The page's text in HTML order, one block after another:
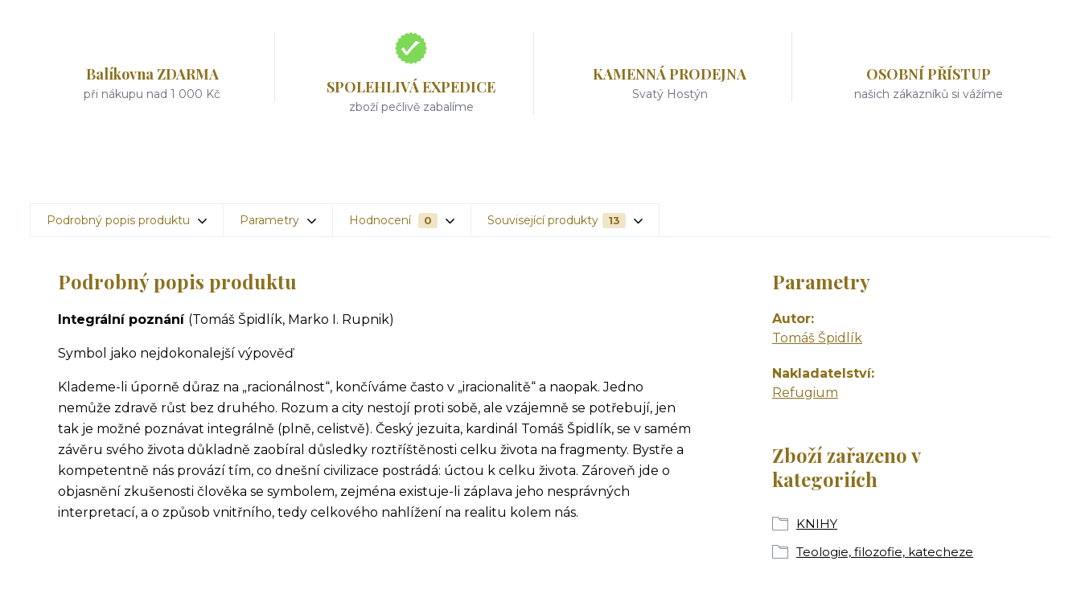
Balíkovna ZDARMA
při nákupu nad 1 000 Kč SPOLEHLIVÁ EXPEDICE
zboží pečlivě zabalíme
KAMENNÁ PRODEJNA
Svatý Hostýn
OSOBNÍ PŘÍSTUP
našich zákazníků si vážíme
Podrobný popis produktu Parametry Hodnocení 0 Související produkty 13
Podrobný popis produktu
Integrální poznání (Tomáš Špidlík, Marko I. Rupnik)
Symbol jako nejdokonalejší výpověď
Klademe-li úporně důraz na „racionálnost“, končíváme často v „iracionalitě“ a naopak. Jedno
nemůže zdravě růst bez druhého. Rozum a city nestojí proti sobě, ale vzájemně se potřebují, jen
tak je možné poznávat integrálně (plně, celistvě). Český jezuita, kardinál Tomáš Špidlík, se v samém
závěru svého života důkladně zaobíral důsledky roztříštěnosti celku života na fragmenty. Bystře a
kompetentně nás provází tím, co dnešní civilizace postrádá: úctou k celku života. Zároveň jde o
objasnění zkušenosti člověka se symbolem, zejména existuje-li záplava jeho nesprávných
interpretací, a o způsob vnitřního, tedy celkového nahlížení na realitu kolem nás.
Parametry
Autor
Tomáš Špidlík
Nakladatelství
Refugium
Zboží zařazeno v
kategoriích
KNIHY
Teologie, filozofie, katecheze